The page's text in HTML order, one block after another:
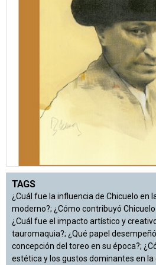
TAGS
¿Cuál fue la influencia de Chicuelo en
moderno?; ¿Cómo contribuyó
¿Cuál fue el impacto artístico y
tauromaquia?; ¿Qué papel
concepción del toreo en su época?;
estética y los gustos dominantes en la